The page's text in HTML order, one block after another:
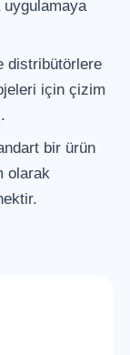
uygulamaya
distribütörlere
için çizim
bir ürün
olarak